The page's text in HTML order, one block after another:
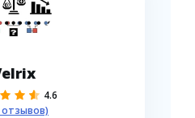
4.6
отзывов)